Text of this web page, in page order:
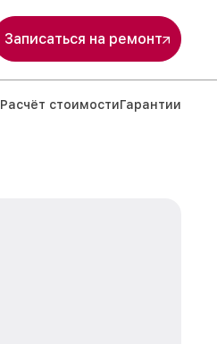
Записаться на ремонт
Расчёт стоимостиГарантии